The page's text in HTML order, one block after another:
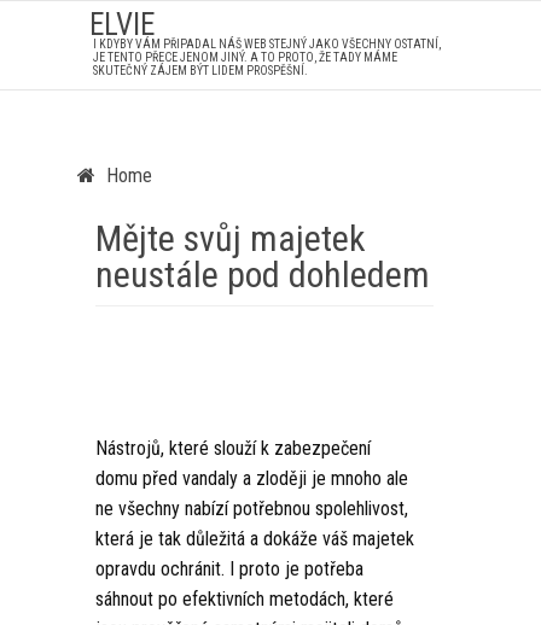
ELVIE
I KDYBY VÁM PŘIPADAL NÁŠ WEB STEJNÝ JAKO VŠECHNY OSTATNÍ,
JE TENTO PŘECE JENOM JINÝ. A TO PROTO, ŽE TADY MÁME
SKUTEČNÝ ZÁJEM BÝT LIDEM PROSPĚŠNÍ.
Home
Mějte svůj majetek
neustále pod dohledem
Nástrojů, které slouží k zabezpečení
domu před vandaly a zloději je mnoho ale
ne všechny nabízí potřebnou spolehlivost,
která je tak důležitá a dokáže váš majetek
opravdu ochránit. I proto je potřeba
sáhnout po efektivních metodách, které